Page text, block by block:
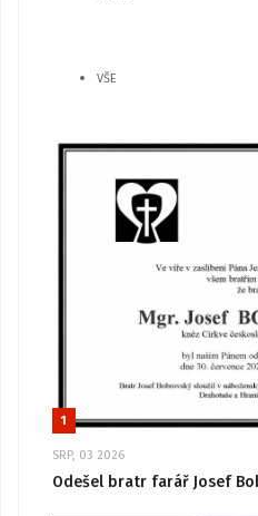
VŠE
1
SRP, 03 2026
Odešel bratr farář Josef